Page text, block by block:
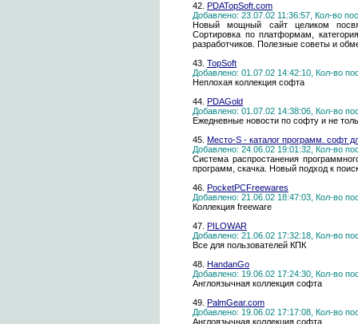
42. PDATopSoft.com
Добавлено: 23.07.02 11:36:57, Кол-во
Новый мощный сайт целиком
Сортировка по платформам,
разработчиков. Полезные советы и
43. TopSoft
Добавлено: 01.07.02 14:42:10, Кол-во
Неплохая коллекция софта
44. PDAGold
Добавлено: 01.07.02 14:38:06, Кол-во
Ежедневные новости по софту и не
45. Место-S - каталог программ. софт
Добавлено: 24.06.02 19:01:32, Кол-во
Система распростанения
программ, скачка. Новый подход к
46. PocketPCFreewares
Добавлено: 21.06.02 18:47:03, Кол-во
Коллекция freeware
47. PILOWAR
Добавлено: 21.06.02 17:32:18, Кол-во
Все для пользователей КПК
48. HandanGo
Добавлено: 19.06.02 17:24:30, Кол-во
Англоязычная коллекция софта
49. PalmGear.com
Добавлено: 19.06.02 17:17:08, Кол-во
Англоязычная коллекция софта